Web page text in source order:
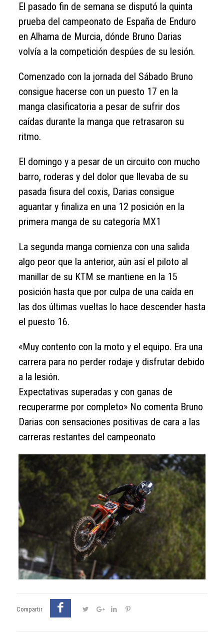
El pasado fin de semana se disputó la quinta
prueba del campeonato de España de Enduro
en Alhama de Murcia, dónde Bruno Darias
volvía a la competición despúes de su lesión.
Comenzado con la jornada del Sábado Bruno
consigue hacerse con un puesto 17 en la
manga clasificatoria a pesar de sufrir dos
caídas durante la manga que retrasaron su
ritmo.
El domingo y a pesar de un circuito con mucho
barro, roderas y del dolor que llevaba de su
pasada fisura del coxis, Darias consigue
aguantar y finaliza en una 12 posición en la
primera manga de su categoría MX1
La segunda manga comienza con una salida
algo peor que la anterior, aún así el piloto al
manillar de su KTM se mantiene en la 15
posición hasta que por culpa de una caída en
las dos últimas vueltas lo hace descender hasta
el puesto 16.
«Muy contento con la moto y el equipo. Era una
carrera para no perder rodaje y disfrutar debido
a la lesión.
Expectativas superadas y con ganas de
recuperarme por completo» No comenta Bruno
Darias con sensaciones positivas de cara a las
carreras restantes del campeonato
Compartir